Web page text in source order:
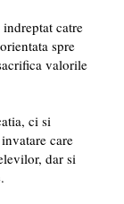
indreptat catre
spre
valorile
ci si
care
dar si